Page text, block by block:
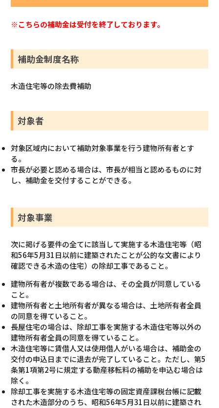
※こちらの補助金は受付を終了しております。
補助金制度名称
木造住宅等の除去費補助
対象者
対象区域内において補助対象事業を行う建物所有者とす
る。
市長が必要と認める場合は、市長が相当と認めるものに対
し、補助金を交付することができる。
対象事業
次に掲げる要件の全てに該当して実施する木造住宅等（昭
和56年5月31日以前に建築されたことが公的な文書により
確認できる木造の住宅）の除却工事であること。
建物所有者が複数である場合は、その全員が同意している
こと。
建物所有者と土地所有者が異なる場合は、土地所有者全員
の同意を得ていること。
長屋住宅の場合は、除却工事を実施する木造住宅等以外の
建物所有者全員の同意を得ていること。
木造住宅等に賃借人又は使用借人がいる場合は、補助金の
交付の申込日までに退去が完了していること。ただし、第5
条第1項第2号に規定する動産移転料の補助を申込む場合は
除く。
除却工事を実施する木造住宅等の固定資産課税台帳に記載
された木造部分のうち、昭和56年5月31日以前に建築され